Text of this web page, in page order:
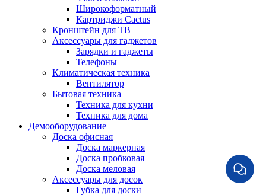
Широкоформатный
Картриджи Cactus
Кронштейн для ТВ
Аксессуары для гаджетов
Зарядки и гаджеты
Телефоны
Климатическая техника
Вентилятор
Бытовая техника
Техника для кухни
Техника для дома
Демооборудование
Доска офисная
Доска маркерная
Доска пробковая
Доска меловая
Аксессуары для досок
Губка для доски